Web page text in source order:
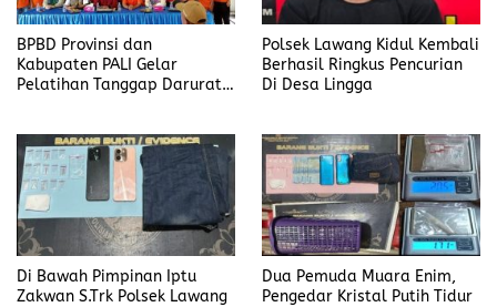
BPBD Provinsi dan
Kabupaten PALI Gelar
Pelatihan Tanggap Darurat
Polsek Lawang Kidul Kembali
Berhasil Ringkus Pencurian
Di Desa Lingga
Di Bawah Pimpinan Iptu
Zakwan S.Trk Polsek Lawang
Dua Pemuda Muara Enim,
Pengedar Kristal Putih Tidur